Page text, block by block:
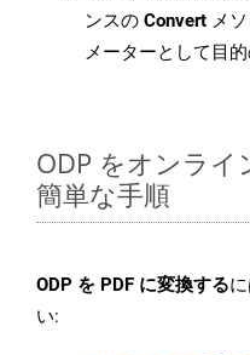
ンスの Convert メ
メーターとして目
ODP をオンライ
簡単な手順
ODP を PDF に変換する
い: